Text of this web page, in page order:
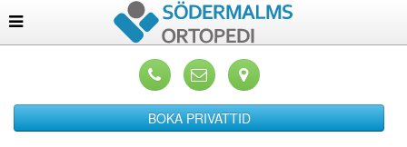
BOKA PRIVATTID